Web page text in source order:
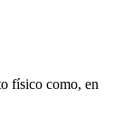
físico como, en